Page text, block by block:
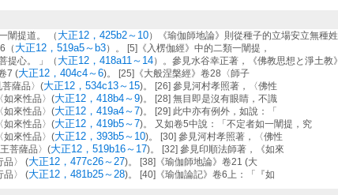
闡提道。 （ 大正12，425b2～10）《瑜伽師地論》則從種子的立場安立無種姓
（ 大正12，519a5～b3）。 [5]《入楞伽經》中的二類一闡提，
提心。 」（ 大正12，418a11～14）。參見水谷幸正著，《佛教思想と淨土教》
7 (大正12，404c4～6)。 [25]《大般涅槃經》卷28〈師子
薩品〉(大正12，534c13～15)。 [26] 參見河村孝照著，〈佛性
如來性品〉(大正12，418b4～9)。 [28] 無目即是沒有眼睛，不識
如來性品〉(大正12，419a4～7)。 [29] 此中亦有例外，如說：「
如來性品〉(大正12，419b5～7)。 又如卷5中說：「不定者如一闡提，究
如來性品〉(大正12，393b5～10)。 [30] 參見河村孝照著，〈佛性
菩薩品〉(大正12，519b16～17)。 [32] 參見印順法師著，《如來
品〉 (大正12，477c26～27)。 [38]《瑜伽師地論》卷21 (大
品〉 (大正12，481b25～28)。 [40]《瑜伽論記》卷6上：「『如